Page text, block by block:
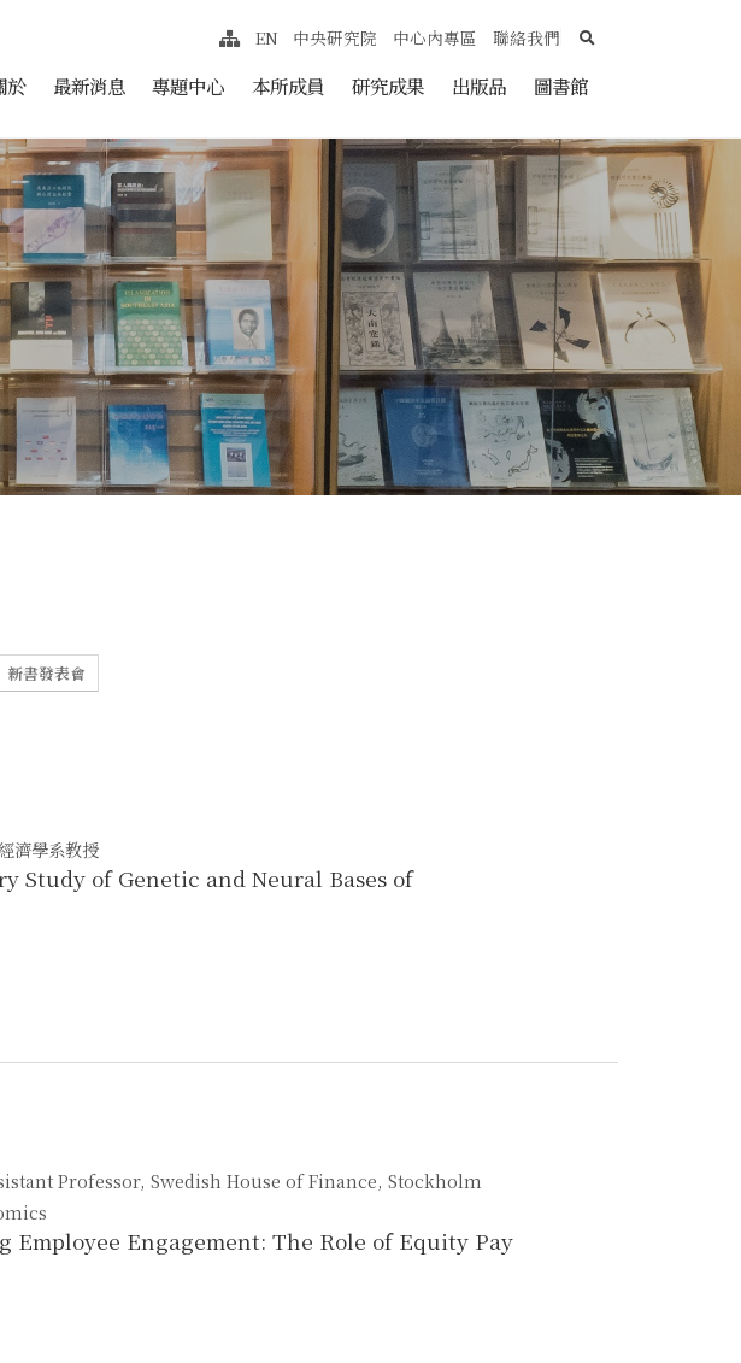
至中央區塊/Main Content
於 最新消息 專題中心 本所成員 研究成果 出版品 圖書館
網站導覽
EN 中央研究院 中心內專區 聯絡我們 search
新書發表會
濟學系教授
Study of Genetic and Neural Bases of
Professor, Swedish House of Finance, Stockholm
Employee Engagement: The Role of Equity Pay